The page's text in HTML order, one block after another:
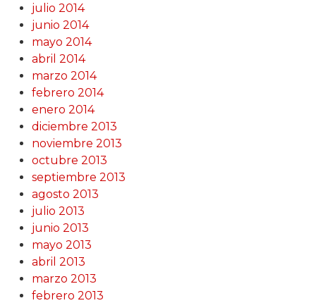
julio 2014
junio 2014
mayo 2014
abril 2014
marzo 2014
febrero 2014
enero 2014
diciembre 2013
noviembre 2013
octubre 2013
septiembre 2013
agosto 2013
julio 2013
junio 2013
mayo 2013
abril 2013
marzo 2013
febrero 2013